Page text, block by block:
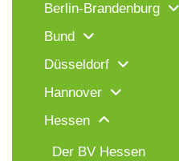
Berlin-Brandenburg
Bund
Düsseldorf
Hannover
Hessen
Der BV Hessen